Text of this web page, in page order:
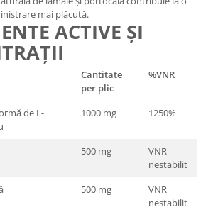
mai plăcută.
ACTIVE ȘI
Cantitate
per plic
%VNR
de L-
1000 mg 1250%
500 mg
VNR
nestabilit
500 mg
VNR
nestabilit